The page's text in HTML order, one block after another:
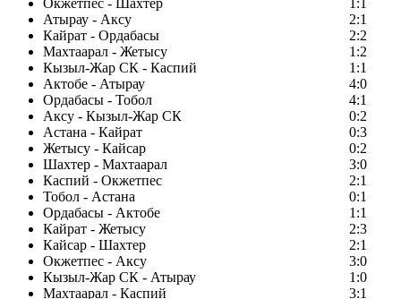
Окжетпес - Шахтер
1:1
Атырау - Аксу
2:1
Кайрат - Ордабасы
2:2
Махтаарал - Жетысу
1:2
Кызыл-Жар СК - Каспий
1:1
Актобе - Атырау
4:0
Ордабасы - Тобол
4:1
Аксу - Кызыл-Жар СК
0:2
Астана - Кайрат
0:3
Жетысу - Кайсар
0:2
Шахтер - Махтаарал
3:0
Каспий - Окжетпес
2:1
Тобол - Астана
0:1
Ордабасы - Актобе
1:1
Кайрат - Жетысу
2:3
Кайсар - Шахтер
2:1
Окжетпес - Аксу
3:0
Кызыл-Жар СК - Атырау
1:0
Махтаарал - Каспий
3:1